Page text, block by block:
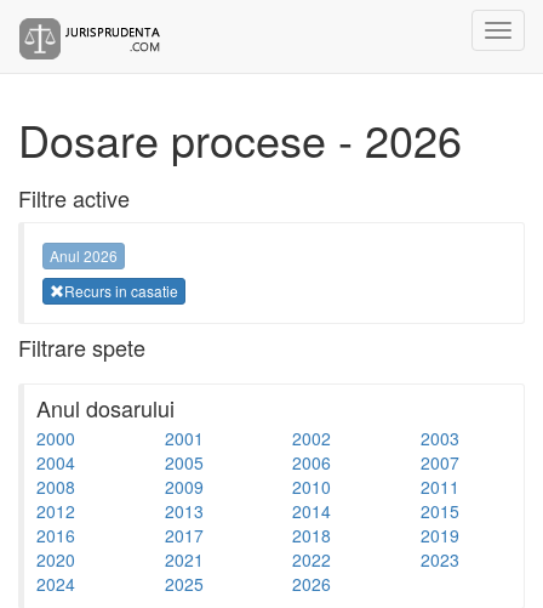
Dosare procese - 2026
Filtre active
Anul 2026
Recurs in casatie
Filtrare spete
Anul dosarului
2000 2001 2002
2003
2004
2005 2006
2007
2008
2009 2010
2011
2012
2013 2014
2015
2016
2017 2018
2019
2020
2021 2022
2023
2024
2025 2026